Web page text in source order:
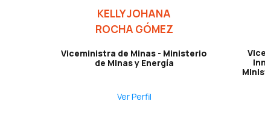
KELLY JOHANA
ROCHA GÓMEZ
Viceministra de Minas - Ministerio
de Minas y Energía
Ver Perfil